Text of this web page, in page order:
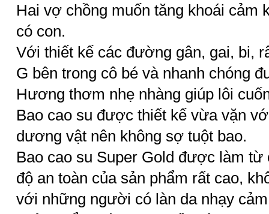
Hai vợ chồng muốn tăng khoái cảm
có con.
Với thiết kế các đường gân, gai, bi,
G bên trong cô bé và nhanh chóng
Hương thơm nhẹ nhàng giúp lôi
Bao cao su được thiết kế vừa vặn
dương vật nên không sợ tuột bao.
Bao cao su Super Gold được làm từ
độ an toàn của sản phẩm rất cao,
với những người có làn da nhạy